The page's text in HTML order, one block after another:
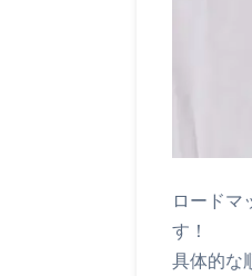
ロードマ
す！
具体的な